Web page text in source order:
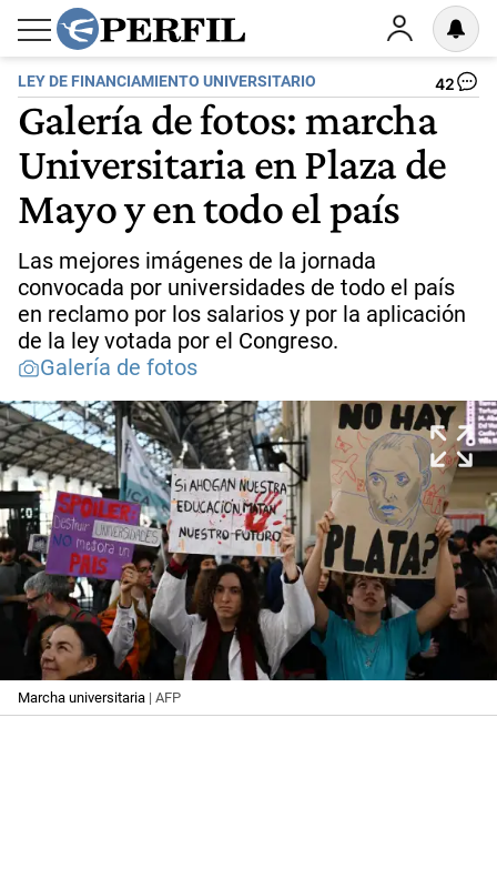
LEY DE FINANCIAMIENTO UNIVERSITARIO 42
Galería de fotos: marcha
Universitaria en Plaza de
Mayo y en todo el país
Las mejores imágenes de la jornada
convocada por universidades de todo el país
en reclamo por los salarios y por la aplicación
de la ley votada por el Congreso.
Galería de fotos
Marcha universitaria | AFP